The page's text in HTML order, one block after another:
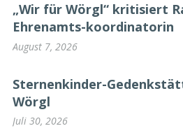
„Wir für Wörgl“ kritisiert
Ehrenamts-koordinatorin
August 7, 2026
Sternenkinder-
Wörgl
Juli 30, 2026